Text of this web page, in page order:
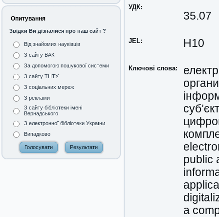
Опитування
Звідки Ви дізналися про наш сайт ?
Від знайомих науківців
З сайту ВАК
За допомогою пошукової системи
З сайту ТНТУ
З соціальних мереж
З реклами
З сайту бібліотеки імені
Вернадського
З електронної бібліотеки України
Випадково
УДК:
35.07
JEL: H10
Ключові слова:
public
a